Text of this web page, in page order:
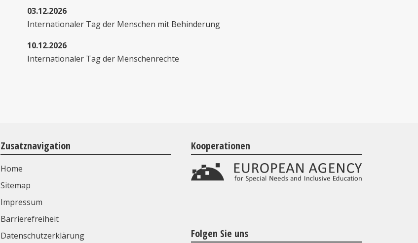
03.12.2026
Internationaler Tag der Menschen mit Behinderung
10.12.2026
Internationaler Tag der Menschenrechte
Zusatznavigation
Home
Sitemap
Impressum
Barrierefreiheit
Datenschutzerklärung
Kooperationen
Folgen Sie uns